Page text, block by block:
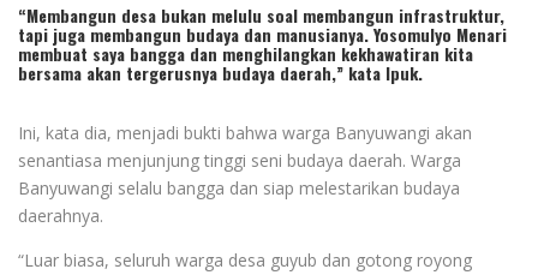
“Membangun desa bukan melulu soal membangun infrastruktur,
tapi juga membangun budaya dan manusianya. Yosomulyo Menari
membuat saya bangga dan menghilangkan kekhawatiran kita
bersama akan tergerusnya budaya daerah,” kata Ipuk.
Ini, kata dia, menjadi bukti bahwa warga Banyuwangi akan
senantiasa menjunjung tinggi seni budaya daerah. Warga
Banyuwangi selalu bangga dan siap melestarikan budaya
daerahnya.
“Luar biasa, seluruh warga desa guyub dan gotong royong